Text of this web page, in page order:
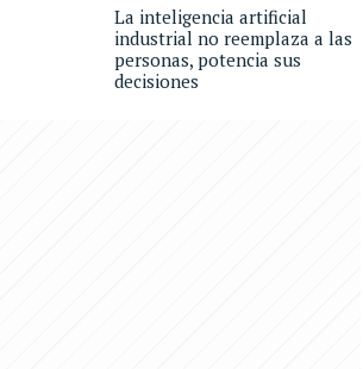
La inteligencia artificial
industrial no reemplaza a las
personas, potencia sus
decisiones